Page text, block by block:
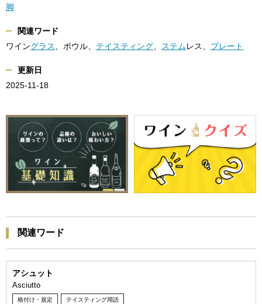
脚
関連ワード
ワイングラス 、ボウル、 テイスティング ステムレス、 プレート
更新日
2025-11-18
関連ワード
アシュット
Asciutto
格付け・規定 テイスティング用語